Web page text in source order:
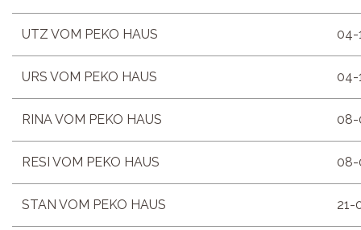
UTZ VOM PEKO HAUS 04-
URS VOM PEKO HAUS 04-
RINA VOM PEKO HAUS 08-
RESI VOM PEKO HAUS 08-
STAN VOM PEKO HAUS 21-